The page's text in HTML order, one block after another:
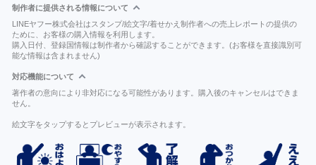
制作者に提供される情報について
LINEヤフー株式会社はスタンプ/絵文字/着せかえ制作者への売上レポートの提供の
ために、お客様の購入情報を利用します。
購入日付、登録国情報は制作者から確認することができます。(お客様を直接識別可
能な情報は含まれません)
対応機能について
著作者の意向により非対応になる可能性があります。購入後のキャンセルはできま
せん。
絵文字をタップするとプレビューが表示されます。